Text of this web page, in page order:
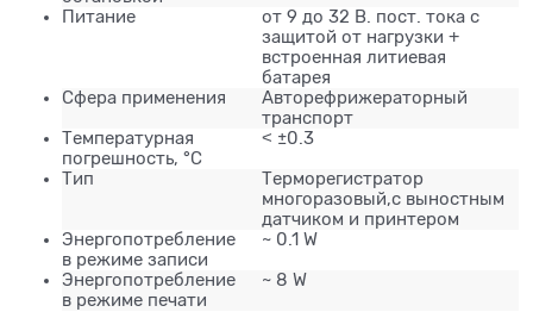
Питание
от 9 до 32 В. пост. тока с
защитой от нагрузки +
встроенная литиевая
батарея
Сфера применения
Авторефрижераторный
транспорт
Температурная
погрешность, °C
˂ ±0.3
Тип
Терморегистратор
многоразовый,с выностным
датчиком и принтером
Энергопотребление
в режиме записи
~ 0.1 W
Энергопотребление
в режиме печати
~ 8 W